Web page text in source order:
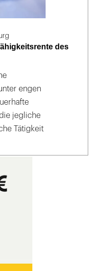
des
engen
jegliche
Tätigkeit